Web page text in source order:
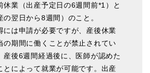
業（出産予定日の6週間前*1）と
の翌日から8週間）のこと。
には申請が必要ですが、産後休業
の期間に働くことが禁止されてい
産後6週間経過後に、医師が認めた
とによって就業が可能です。出産